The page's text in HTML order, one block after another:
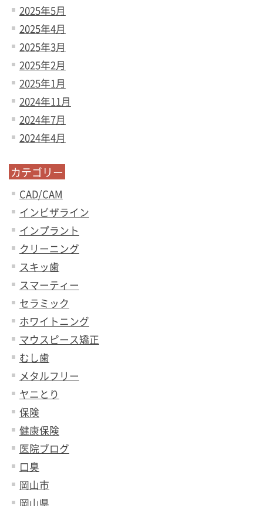
2025年5月
2025年4月
2025年3月
2025年2月
2025年1月
2024年11月
2024年7月
2024年4月
カテゴリー
CAD/CAM
インビザライン
インプラント
クリーニング
スキッ歯
スマーティー
セラミック
ホワイトニング
マウスピース矯正
むし歯
メタルフリー
ヤニとり
保険
健康保険
医院ブログ
口臭
岡山市
岡山県